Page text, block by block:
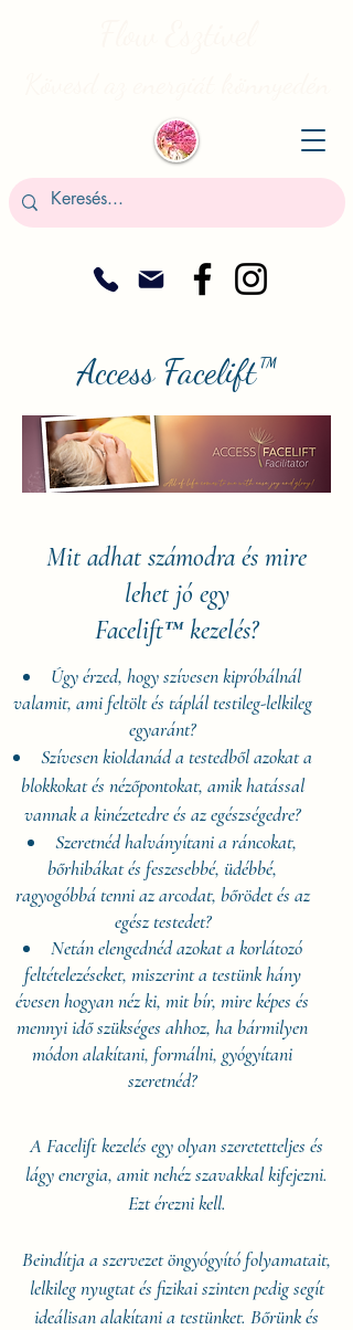
Access Facelift™
Mit adhat számodra és mire
lehet jó egy
Facelift™ kezelés?
Úgy érzed, hogy szívesen kipróbálnál
valamit, ami feltölt és táplál testileg-lelkileg
egyaránt?
Szívesen kioldanád a testedből azokat a
blokkokat és nézőpontokat, amik hatással
vannak a kinézetedre és az egészségedre?
Szeretnéd halványítani a ráncokat,
bőrhibákat és feszesebbé, üdébbé,
ragyogóbbá tenni az arcodat, bőrödet és az
egész testedet?
Netán elengednéd azokat a korlátozó
feltételezéseket, miszerint a testünk hány
évesen hogyan néz ki, mit bír, mire képes és
mennyi idő szükséges ahhoz, ha bármilyen
módon alakítani, formálni, gyógyítani
szeretnéd?
A Facelift kezelés egy olyan szeretetteljes és
lágy energia, amit nehéz szavakkal kifejezni.
Ezt érezni kell.
Beindítja a szervezet öngyógyító folyamatait,
lelkileg nyugtat és fizikai szinten pedig segít
ideálisan alakítani a testünket. Bőrünk és